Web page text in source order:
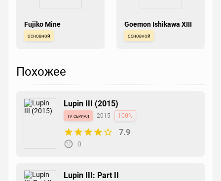
Fujiko Mine
основной
Goemon Ishikawa XIII
основной
Похожее
Lupin III (2015)
tv сериал 2015 100%
7.9
0
Lupin III: Part II